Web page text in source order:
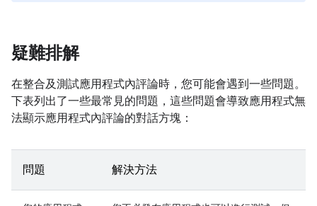
疑難排解
在整合及測試應用程式內評論時，您可能會遇到一些問題。
下表列出了一些最常見的問題，這些問題會導致應用程式無
法顯示應用程式內評論的對話方塊：
問題 解決方法